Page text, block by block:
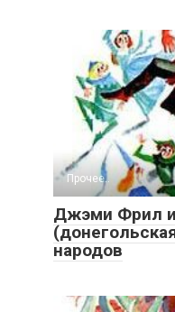
Прочее..
Джэми Фрил
народов